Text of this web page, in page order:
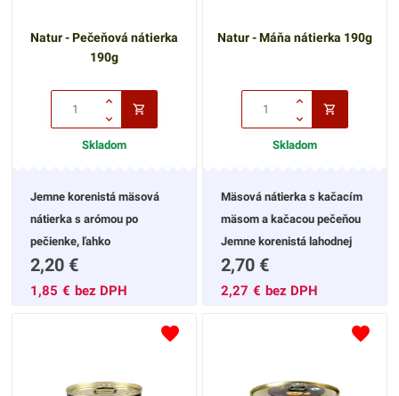
Natur - Pečeňová nátierka
190g
Skladom
Jemne korenistá mäsová
nátierka s arómou po
pečienke, ľahko
roztierateľná. Vhodná pre
rýchle raňajky ale aj počas
2,20 €
1,85 € bez DPH
Natur - Máňa nátierka 190g
Skladom
Mäsová nátierka s kačacím
mäsom a kačacou pečeňou
Jemne korenistá lahodnej
chuti, ľahko roztierateľná.
Vhodná pre rýchle raňajky
2,70 €
2,27 € bez DPH